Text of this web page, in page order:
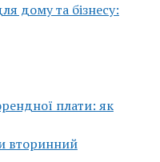
дому та бізнесу:
плати: як
вторинний